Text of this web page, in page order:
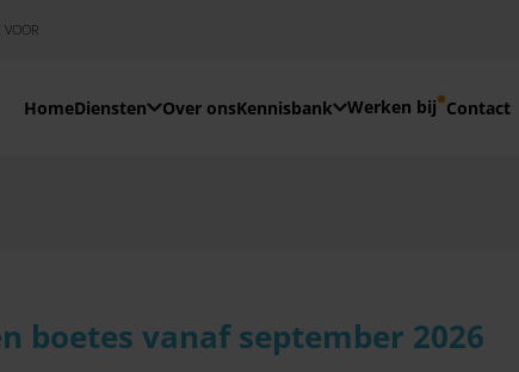
HomeDiensten Over onsKennisbank Werken bij Contact
boetes vanaf september 2026